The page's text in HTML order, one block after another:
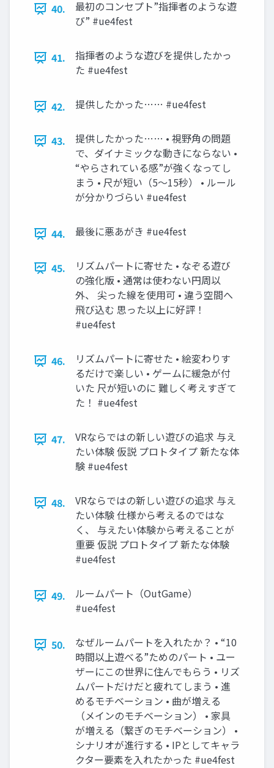
40.
最初のコンセプト”指揮者のような遊
び” #ue4fest
41.
指揮者のような遊びを提供したかっ
た #ue4fest
42. 提供したかった…… #ue4fest
43.
提供したかった…… • 視野角の問題
で、ダイナミックな動きにならない •
“やらされている感”が強くなってし
まう • 尺が短い（5～15秒） • ルール
が分かりづらい #ue4fest
44. 最後に悪あがき #ue4fest
45.
リズムパートに寄せた • なぞる遊び
の強化版 • 通常は使わない円周以
外、 尖った線を使用可 • 違う空間へ
飛び込む 思った以上に好評！
#ue4fest
46.
リズムパートに寄せた • 絵変わりす
るだけで楽しい • ゲームに緩急が付
いた 尺が短いのに 難しく考えすぎて
た！ #ue4fest
47.
VRならではの新しい遊びの追求 与え
たい体験 仮説 プロトタイプ 新たな体
験 #ue4fest
48.
VRならではの新しい遊びの追求 与え
たい体験 仕様から考えるのではな
く、 与えたい体験から考えることが
重要 仮説 プロトタイプ 新たな体験
#ue4fest
49.
ルームパート（OutGame）
#ue4fest
50.
なぜルームパートを入れたか？ • “10
時間以上遊べる”ためのパート • ユー
ザーにこの世界に住んでもらう • リズ
ムパートだけだと疲れてしまう • 進
めるモチベーション • 曲が増える
（メインのモチベーション） • 家具
が増える（繋ぎのモチベーション） •
シナリオが進行する • IPとしてキャラ
クター要素を入れたかった #ue4fest